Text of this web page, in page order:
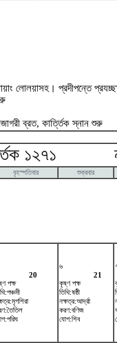
লোলয়াসহ। প্রদীপন্তে
ব্রত, কার্ত্তিক স্নান শুরু
১২৭১
বৃহস্পতিবার শুক্রবার
20
পক্ষ
৬
21
কৃষ্ণ পক্ষ
তিথি:ষষ্ঠী
নক্ষত্র:আর্দ্রা
করণ:বণিজ
যোগ:শিব